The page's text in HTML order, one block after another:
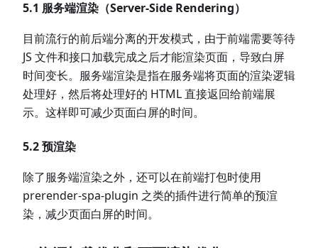
5.1 服务端渲染（Server-Side Rendering）
目前流行的前后端分离的开发模式，由于前端需要等待
JS 文件和接口加载完成之后才能渲染页面，导致白屏
时间变长。服务端渲染是指在服务端将页面的渲染逻辑
处理好，然后将处理好的 HTML 直接返回给前端展
示。这样即可减少页面白屏的时间。
5.2 预渲染
除了服务端渲染之外，还可以在前端打包时使用
prerender-spa-plugin 之类的插件进行简单的预渲
染，减少页面白屏的时间。